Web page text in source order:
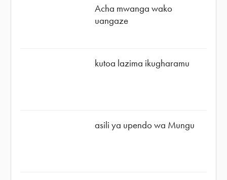
Acha mwanga wako
uangaze
kutoa lazima ikugharamu
asili ya upendo wa Mungu